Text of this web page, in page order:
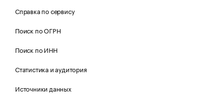
Справка по сервису
Поиск по ОГРН
Поиск по ИНН
Статистика и аудитория
Источники данных